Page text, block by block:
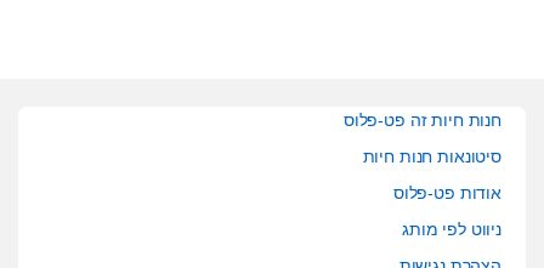
חנות חיות זה פט-פלוס
סיטונאות חנות חיות
אודות פט-פלוס
ניווט לפי מותג